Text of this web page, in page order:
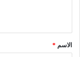
ق
*
الاسم *